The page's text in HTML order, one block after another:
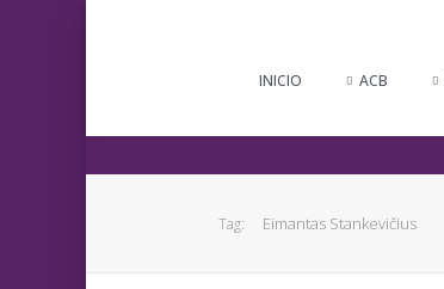
INICIO ACB
Tag: Eimantas Stankevičius